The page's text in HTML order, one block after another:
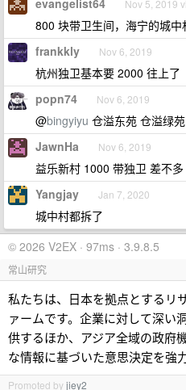
evangelist64 Nov 5, 2019
800 块带卫生间，海宁的城
frankkly Nov 6, 2019
杭州独卫基本要 2000 往上了
popn74 Nov 6, 2019
@bingyiyu 仓溢东苑 仓溢绿
JawnHa Nov 6, 2019
益乐新村 1000 带独卫 差不多
Yangjay Jan 7, 2020
城中村都拆了
© 2026 V2EX · 97ms · 3.9.8.5
常山研究
私たちは、日本を拠点とするリ
ァームです。企業に対して深い
供するほか、アジア全域の政府
な情報に基づいた意思決定を強
Promoted byjiey2